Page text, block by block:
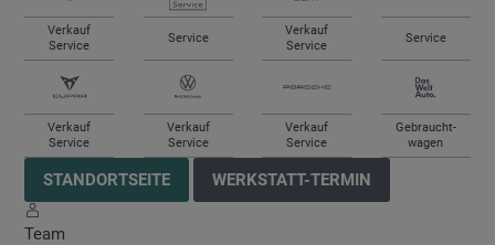
Verkauf
Service
Service
Verkauf
Service
Service
Verkauf
Service
Verkauf
Service
Verkauf
Service
Gebraucht-
wagen
STANDORTSEITE WERKSTATT-TERMIN
Team